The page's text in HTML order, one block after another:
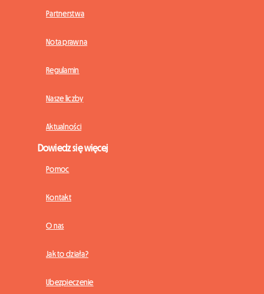
Partnerstwa
Nota prawna
Regulamin
Nasze liczby
Aktualności
Dowiedz się więcej
Pomoc
Kontakt
O nas
Jak to działa?
Ubezpieczenie